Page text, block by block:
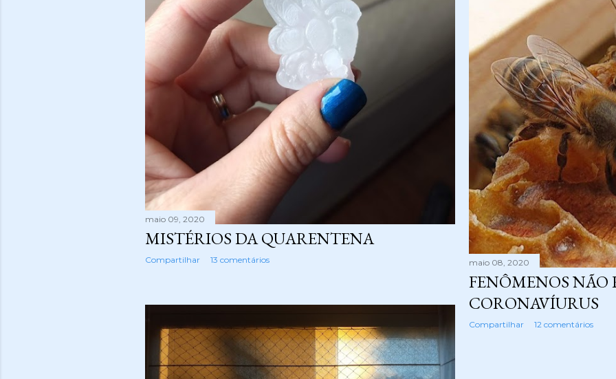
maio 09, 2020
MISTÉRIOS DA QUARENTENA
Compartilhar 13 comentários maio 08, 2020
FENÔMENOS NÃO
CORONAVÍURUS
Compartilhar 12 comentários